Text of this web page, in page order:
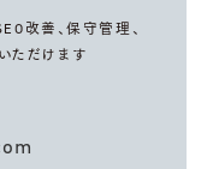
改善、保守管理、
ただけます